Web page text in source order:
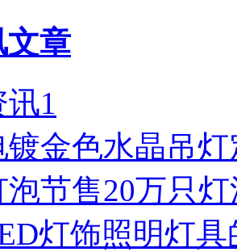
文章
1
镀金色水晶吊
节售20万只
灯饰照明灯具